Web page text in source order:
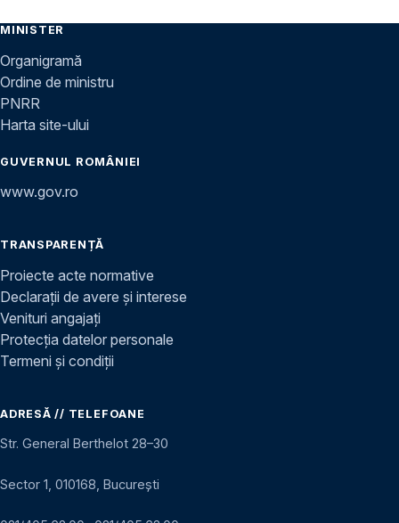
MINISTER
Organigramă
Ordine de ministru
PNRR
Harta site-ului
GUVERNUL ROMÂNIEI
www.gov.ro
TRANSPARENȚĂ
Proiecte acte normative
Declarații de avere și interese
Venituri angajați
Protecția datelor personale
Termeni și condiții
ADRESĂ // TELEFOANE
Str. General Berthelot 28–30
Sector 1, 010168, București